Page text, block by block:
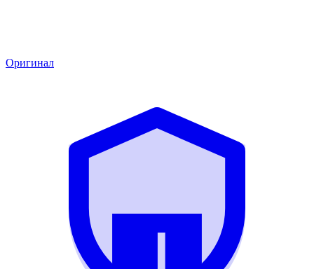
Оригинал